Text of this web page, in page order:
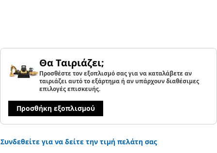
Θα Ταιριάζει;
Προσθέστε τον εξοπλισμό σας για να καταλάβετε αν
ταιριάζει αυτό το εξάρτημα ή αν υπάρχουν διαθέσιμες
επιλογές επισκευής.
Προσθήκη εξοπλισμού
Συνδεθείτε για να δείτε την τιμή πελάτη σας